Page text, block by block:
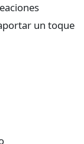
un toque